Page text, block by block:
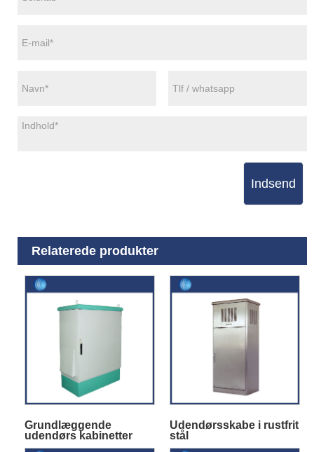
Indsend
Relaterede produkter
Grundlæggende
udendørs kabinetter
Udendørsskabe i rustfrit
stål